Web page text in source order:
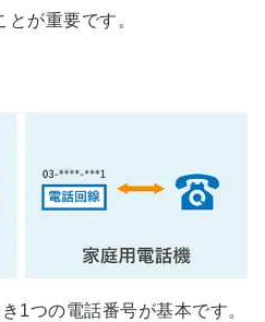
が重要です。
1つの電話番号が基本です。